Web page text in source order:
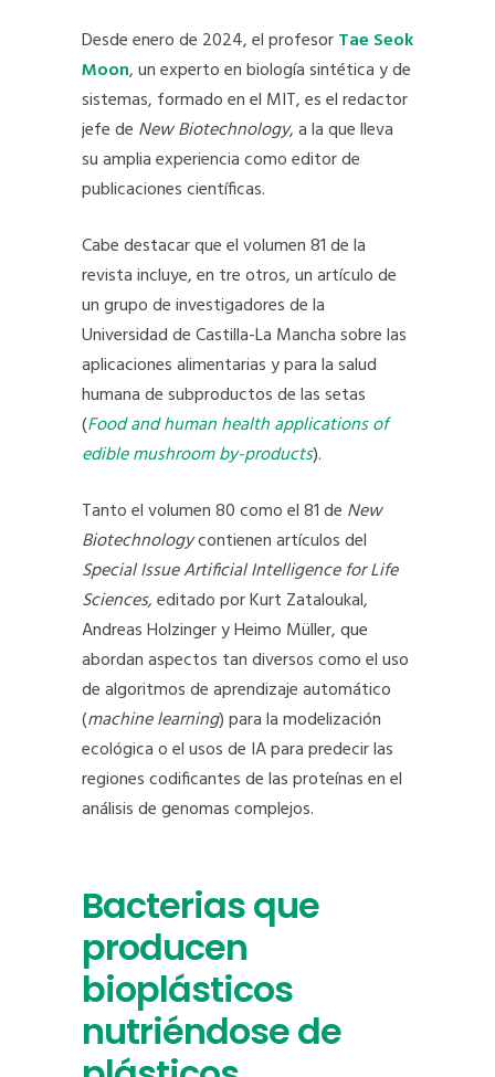
Desde enero de 2024, el profesorTae Seok
Moon, un experto en biología sintética y de
sistemas, formado en el MIT, es el redactor
jefe de New Biotechnology, a la que lleva
su amplia experiencia como editor de
publicaciones científicas.
Cabe destacar que el volumen 81 de la
revista incluye, en tre otros, un artículo de
un grupo de investigadores de la
Universidad de Castilla-La Mancha sobre las
aplicaciones alimentarias y para la salud
humana de subproductos de las setas
(Food and human health applications of
edible mushroom by-products).
Tanto el volumen 80 como el 81 de New
Biotechnologycontienen artículos del
Special Issue Artificial Intelligence for Life
Sciences,editado por Kurt Zataloukal,
Andreas Holzinger y Heimo Müller, que
abordan aspectos tan diversos como el uso
de algoritmos de aprendizaje automático
(machine learning) para la modelización
ecológica o el usos de IA para predecir las
regiones codificantes de las proteínas en el
análisis de genomas complejos.
Bacterias que
producen
bioplásticos
nutriéndose de